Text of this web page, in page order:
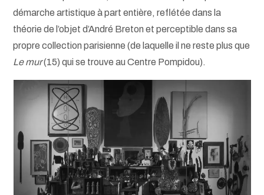
démarche artistique à part entière, reflétée dans la
théorie de l’objet d’André Breton et perceptible dans sa
propre collection parisienne (de laquelle il ne reste plus que
Le mur(15) qui se trouve au Centre Pompidou).